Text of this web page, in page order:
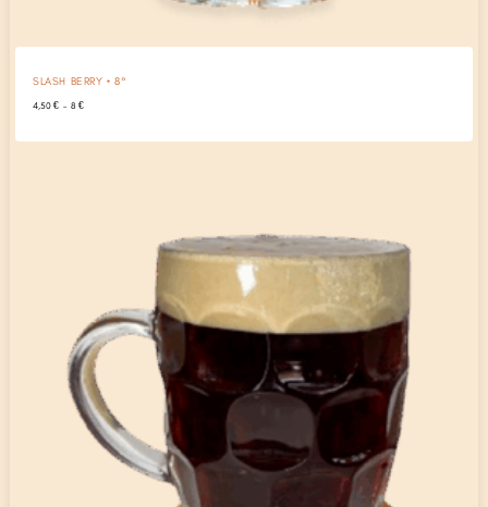
SLASH BERRY • 8°
4,50 € – 8 €Plage